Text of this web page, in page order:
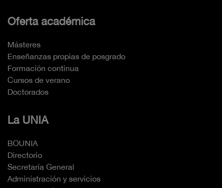
Oferta académica
Másteres
Enseñanzas propias de posgrado
Formación continua
Cursos de verano
Doctorados
La UNIA
BOUNIA
Directorio
Secretaría General
Administración y servicios